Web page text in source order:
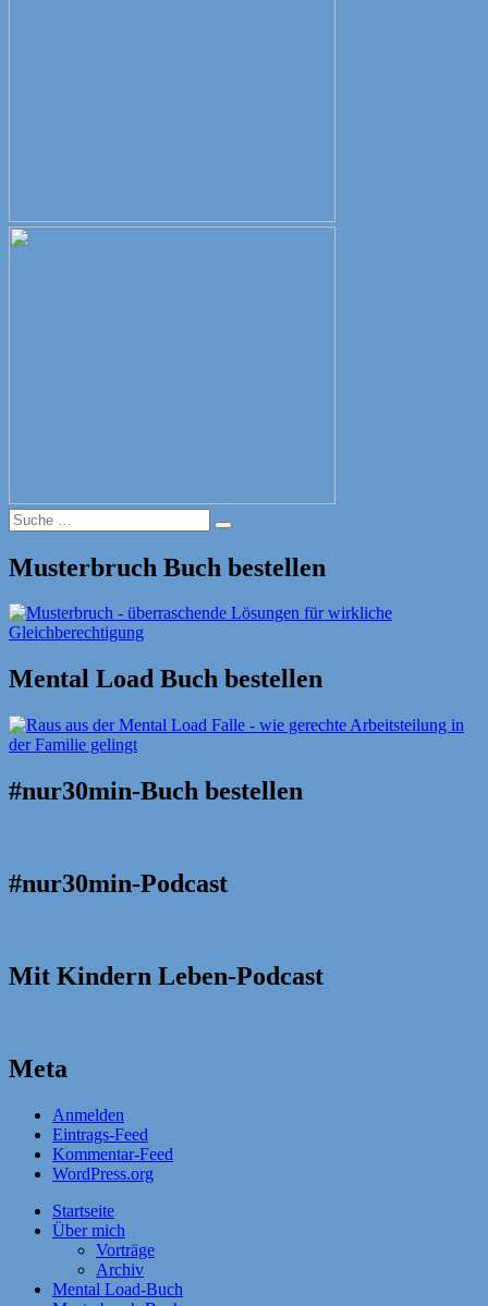
Suche
nach:
Suche
Musterbruch Buch bestellen
Mental Load Buch bestellen
#nur30min-Buch bestellen
#nur30min-Podcast
Mit Kindern Leben-Podcast
Meta
Anmelden
Eintrags-Feed
Kommentar-Feed
WordPress.org
Startseite
Über mich
Vorträge
Archiv
Mental Load-Buch